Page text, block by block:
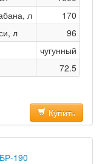
л
170
л
96
чугунный
72.5
Купить
190